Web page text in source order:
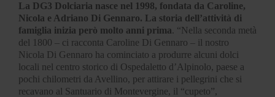
La DG3 Dolciaria nasce nel 1998, fondata da Caroline,
Nicola e Adriano Di Gennaro. La storia dell’attività di
famiglia inizia però molto anni prima. “Nella seconda metà
del 1800 – ci racconta Caroline Di Gennaro – il nostro
Nicola Di Gennaro ha cominciato a produrre alcuni dolci
locali nel centro storico di Ospedaletto d’Alpinolo, paese a
pochi chilometri da Avellino, per attirare i pellegrini che si
recavano al Santuario di Montevergine, il “cupeto”,